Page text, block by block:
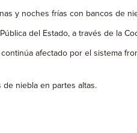
y noches frías con bancos de
del Estado, a través de la
afectado por el sistema
de niebla en partes altas.